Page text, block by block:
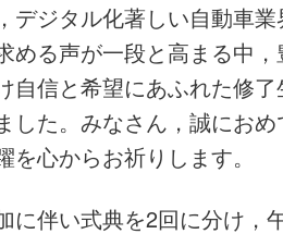
デジタル化著しい自動車
める声が一段と高まる中
自信と希望にあふれた修
した。みなさん，誠にお
心からお祈りします。
に伴い式典を2回に分け，